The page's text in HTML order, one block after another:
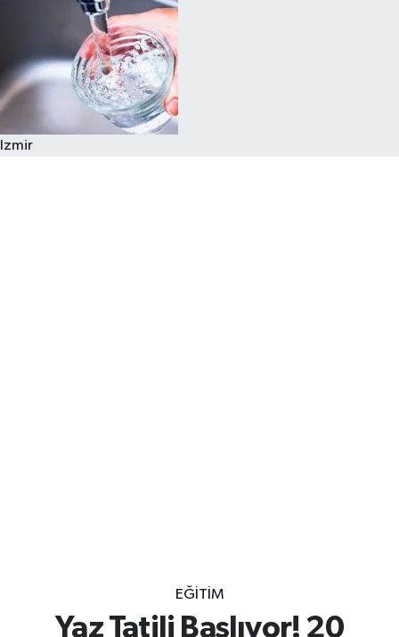
Izmir
EĞITIM
Yaz Tatili Başlıyor! 20